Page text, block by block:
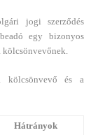
jogi szerződés
egy bizonyos
kölcsönvevő és a
Hátrányok